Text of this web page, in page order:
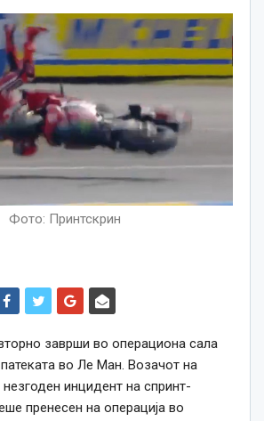
Фото: Принтскрин
заврши во операциона сала
во Ле Ман. Возачот на
инцидент на спринт-
пренесен на операција во